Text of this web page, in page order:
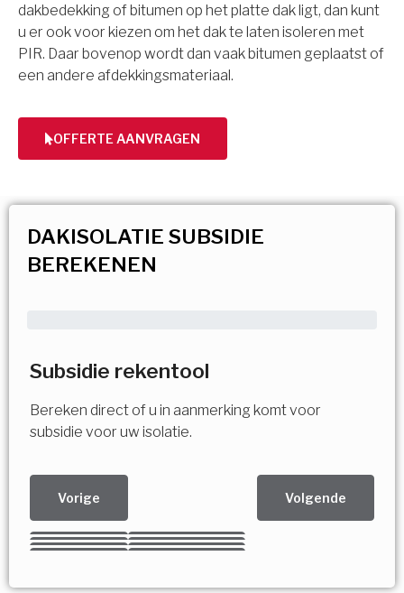
dakbedekking of bitumen op het platte dak ligt, dan kunt
u er ook voor kiezen om het dak te laten isoleren met
PIR. Daar bovenop wordt dan vaak bitumen geplaatst of
een andere afdekkingsmateriaal.
OFFERTE AANVRAGEN
DAKISOLATIE SUBSIDIE
BEREKENEN
Subsidie rekentool
Bereken direct of u in aanmerking komt voor
subsidie voor uw isolatie.
Vorige Volgende
Kies uw Isolatiemaatregel
Meerdere keuzes mogelijk
Vorige Volgende